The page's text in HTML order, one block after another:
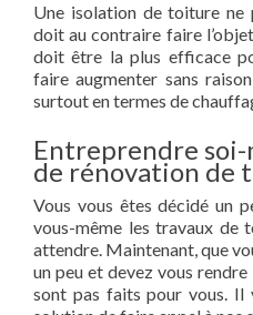
Une isolation de toiture ne
doit au contraire faire
doit être la plus efficace
faire augmenter sans
surtout en termes de
Entreprendre soi-
de rénovation de
Vous vous êtes décidé un
vous-même les travaux de
attendre. Maintenant, que
un peu et devez vous rendre
sont pas faits pour vous. Il